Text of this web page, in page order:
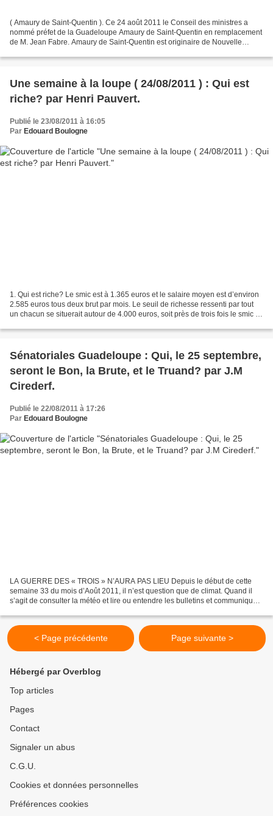
( Amaury de Saint-Quentin ). Ce 24 août 2011 le Conseil des ministres a
nommé préfet de la Guadeloupe Amaury de Saint-Quentin en remplacement
de M. Jean Fabre. Amaury de Saint-Quentin est originaire de Nouvelle
Une semaine à la loupe ( 24/08/2011 ) : Qui est
riche? par Henri Pauvert.
Publié le 23/08/2011 à 16:05
Par Edouard Boulogne
1. Qui est riche? Le smic est à 1.365 euros et le salaire moyen est d’environ
2.585 euros tous deux brut par mois. Le seuil de richesse ressenti par tout
un chacun se situerait autour de 4.000 euros, soit près de trois fois le smic !
Sénatoriales Guadeloupe : Qui, le 25 septembre,
seront le Bon, la Brute, et le Truand? par J.M
Cirederf.
Publié le 22/08/2011 à 17:26
Par Edouard Boulogne
LA GUERRE DES « TROIS » N’AURA PAS LIEU Depuis le début de cette
semaine 33 du mois d’Août 2011, il n’est question que de climat. Quand il
s’agit de consulter la météo et lire ou entendre les bulletins et communiqués
< Page précédente Page suivante >
Hébergé par Overblog
Top articles
Pages
Contact
Signaler un abus
C.G.U.
Cookies et données personnelles
Préférences cookies